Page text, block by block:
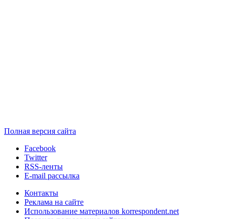
Полная версия сайта
Facebook
Twitter
RSS-ленты
E-mail рассылка
Контакты
Реклама на сайте
Использование материалов korrespondent.net